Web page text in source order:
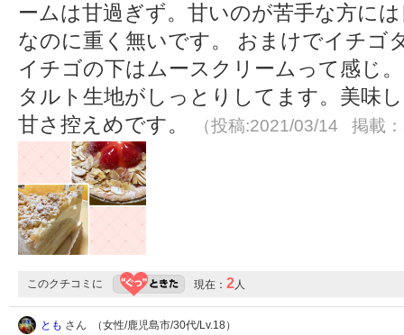
ームは甘過ぎず。甘いのが苦手な方に
なのに重く無いです。 おまけでイチゴ
イチゴの下はムースクリームって感じ
タルト生地がしっとりしてます。美味
甘さ控えめです。
（投稿:2021/03/14 掲載
このクチコミに 現在： 2人
とも さん （女性/鹿児島市/30代/Lv.18）